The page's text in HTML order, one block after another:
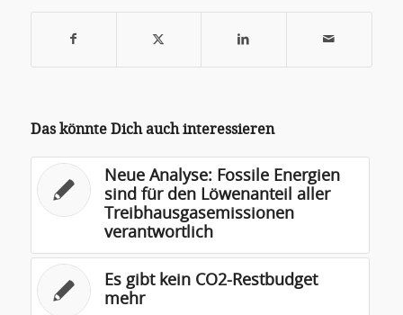
Das könnte Dich auch interessieren
Neue Analyse: Fossile Energien
sind für den Löwenanteil aller
Treibhausgasemissionen
verantwortlich
Es gibt kein CO2-Restbudget
mehr